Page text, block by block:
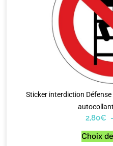
Sticker interdiction Défense
2,80€
Choix